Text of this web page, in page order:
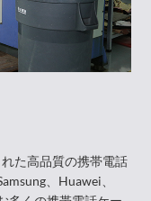
た高品質の携帯電話
、Huawei、